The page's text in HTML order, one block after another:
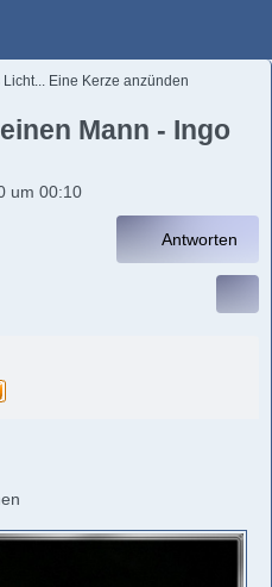
Eine Kerze anzünden
Mann - Ingo
um 00:10
Antworten